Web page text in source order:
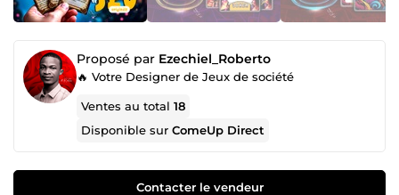
Proposé par Ezechiel_Roberto
🔥 Votre Designer de Jeux de société
Ventes au total18
Disponible surComeUp Direct
Contacter le vendeur